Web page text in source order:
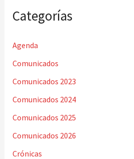
Categorías
Agenda
Comunicados
Comunicados 2023
Comunicados 2024
Comunicados 2025
Comunicados 2026
Crónicas